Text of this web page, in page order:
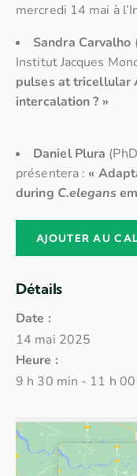
mercredi 14 mai à
Sandra Carvalho
Institut Jacques
pulses at tricellular
intercalation ? »
Daniel Plura
présentera : «
during C.elegans
AJOUTER AU
Détails
Date :
14 mai 2025
Heure :
9 h 30 min - 11 h